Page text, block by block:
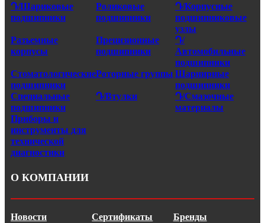
Դ/Шариковые
подшипники
Роликовые
подшипники
Դ/Корпусные
подшипниковые
узлы
Разъемные
корпусы
Прецизионные
подшипники
Դ/
Автомобильные
подшипники
Стоматологические
подшипники
Роторные группы Шарнирные
подшипники
Специальные
подшипники
Դ/Втулки
Դ/Смазочные
материалы
Приборы и
инструменты для
технической
диагностики
О КОМПАНИИ
Новости Сертификаты Бренды